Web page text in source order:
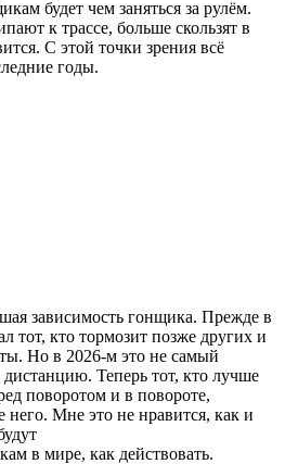
будет чем заняться за рулём.
к трассе, больше скользят в
С этой точки зрения всё
годы.
зависимость гонщика. Прежде в
тот, кто тормозит позже других и
Но в 2026-м это не самый
Теперь тот, кто лучше
поворотом и в повороте,
него. Мне это не нравится, как и
в мире, как действовать.